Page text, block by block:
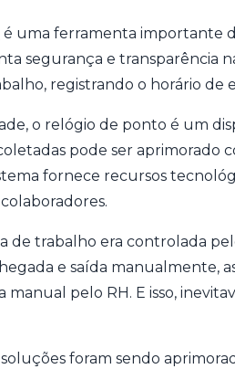
é uma ferramenta importante
segurança e transparência
registrando o horário de
o relógio de ponto é um
pode ser aprimorado
fornece recursos
de trabalho era controlada
e saída manualmente,
manual pelo RH. E isso,
foram sendo